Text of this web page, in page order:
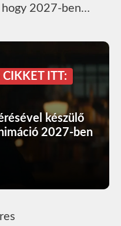
hogy 2027-ben…
CIKKET ITT:
készülő
2027-ben